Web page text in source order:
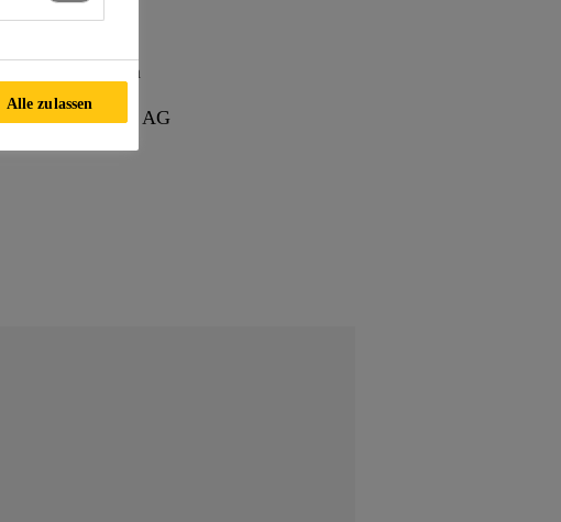
/ aluminum
Architekten
: 1a hunkeler AG
Alle zulassen